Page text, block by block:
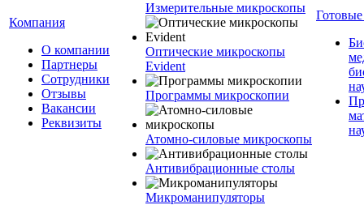
Компания
О компании
Партнеры
Сотрудники
Отзывы
Вакансии
Реквизиты
Измерительные микроскопы
Оптические микроскопы
Evident
Программы микроскопии
Атомно-силовые микроскопы
Антивибрационные столы
Микроманипуляторы